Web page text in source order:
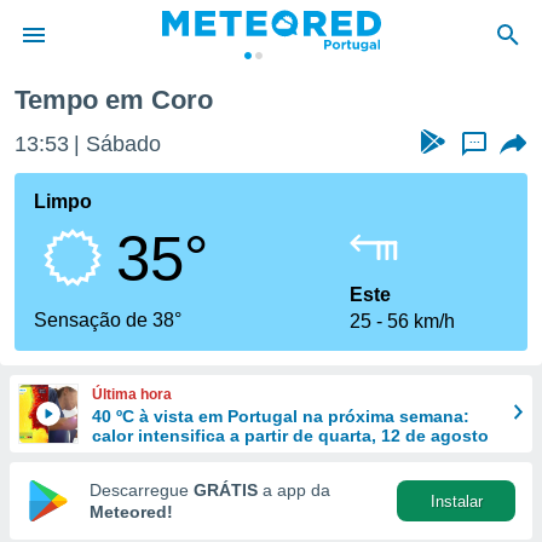
da
foi
fornecidas
a este
das
e
forma
digital
Tempo em Coro
13:53 Sábado ...
Limpo
35°
Sensação de 38°
Este
25
56 km/h
Última hora
40 ºC à vista em Portugal na próxima semana:
calor intensifica a partir de quarta, 12 de agosto
Descarregue GRÁTIS a app da
Meteored!
Instalar